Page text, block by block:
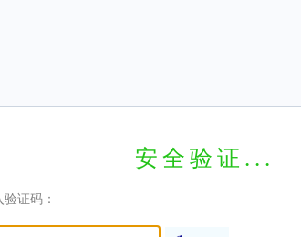
安全验证...
证码：